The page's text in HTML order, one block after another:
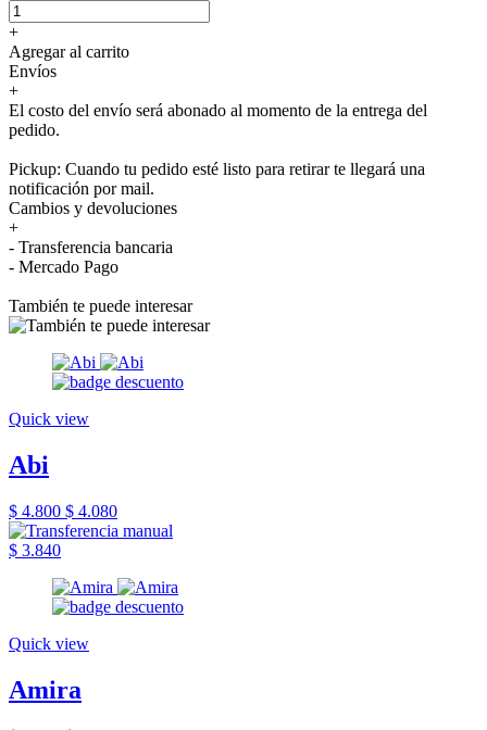
+
Agregar al carrito
Envíos
+
El costo del envío será abonado al momento de la entrega del
pedido.
Pickup: Cuando tu pedido esté listo para retirar te llegará una
notificación por mail.
Cambios y devoluciones
+
- Transferencia bancaria
- Mercado Pago
También te puede interesar
Quick view
Abi
$ 4.800 $ 4.080
$ 3.840
Quick view
Amira